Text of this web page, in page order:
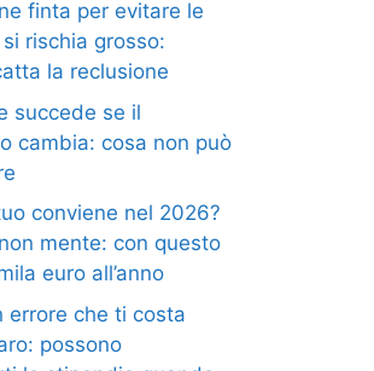
finta per evitare le
rischia grosso:
la reclusione
succede se il
cambia: cosa non può
conviene nel 2026?
mente: con questo
euro all’anno
errore che ti costa
possono